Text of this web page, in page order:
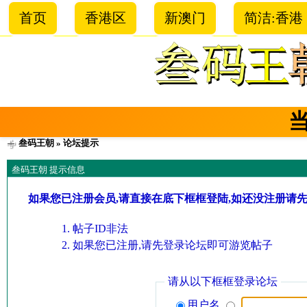
首页 香港区 新澳门 简洁:香港
叁码王朝 » 论坛提示
叁码王朝 提示信息
如果您已注册会员,请直接在底下框框登陆,如还没注册请
帖子ID非法
如果您已注册,请先登录论坛即可游览帖子
请从以下框框登录论坛
用户名